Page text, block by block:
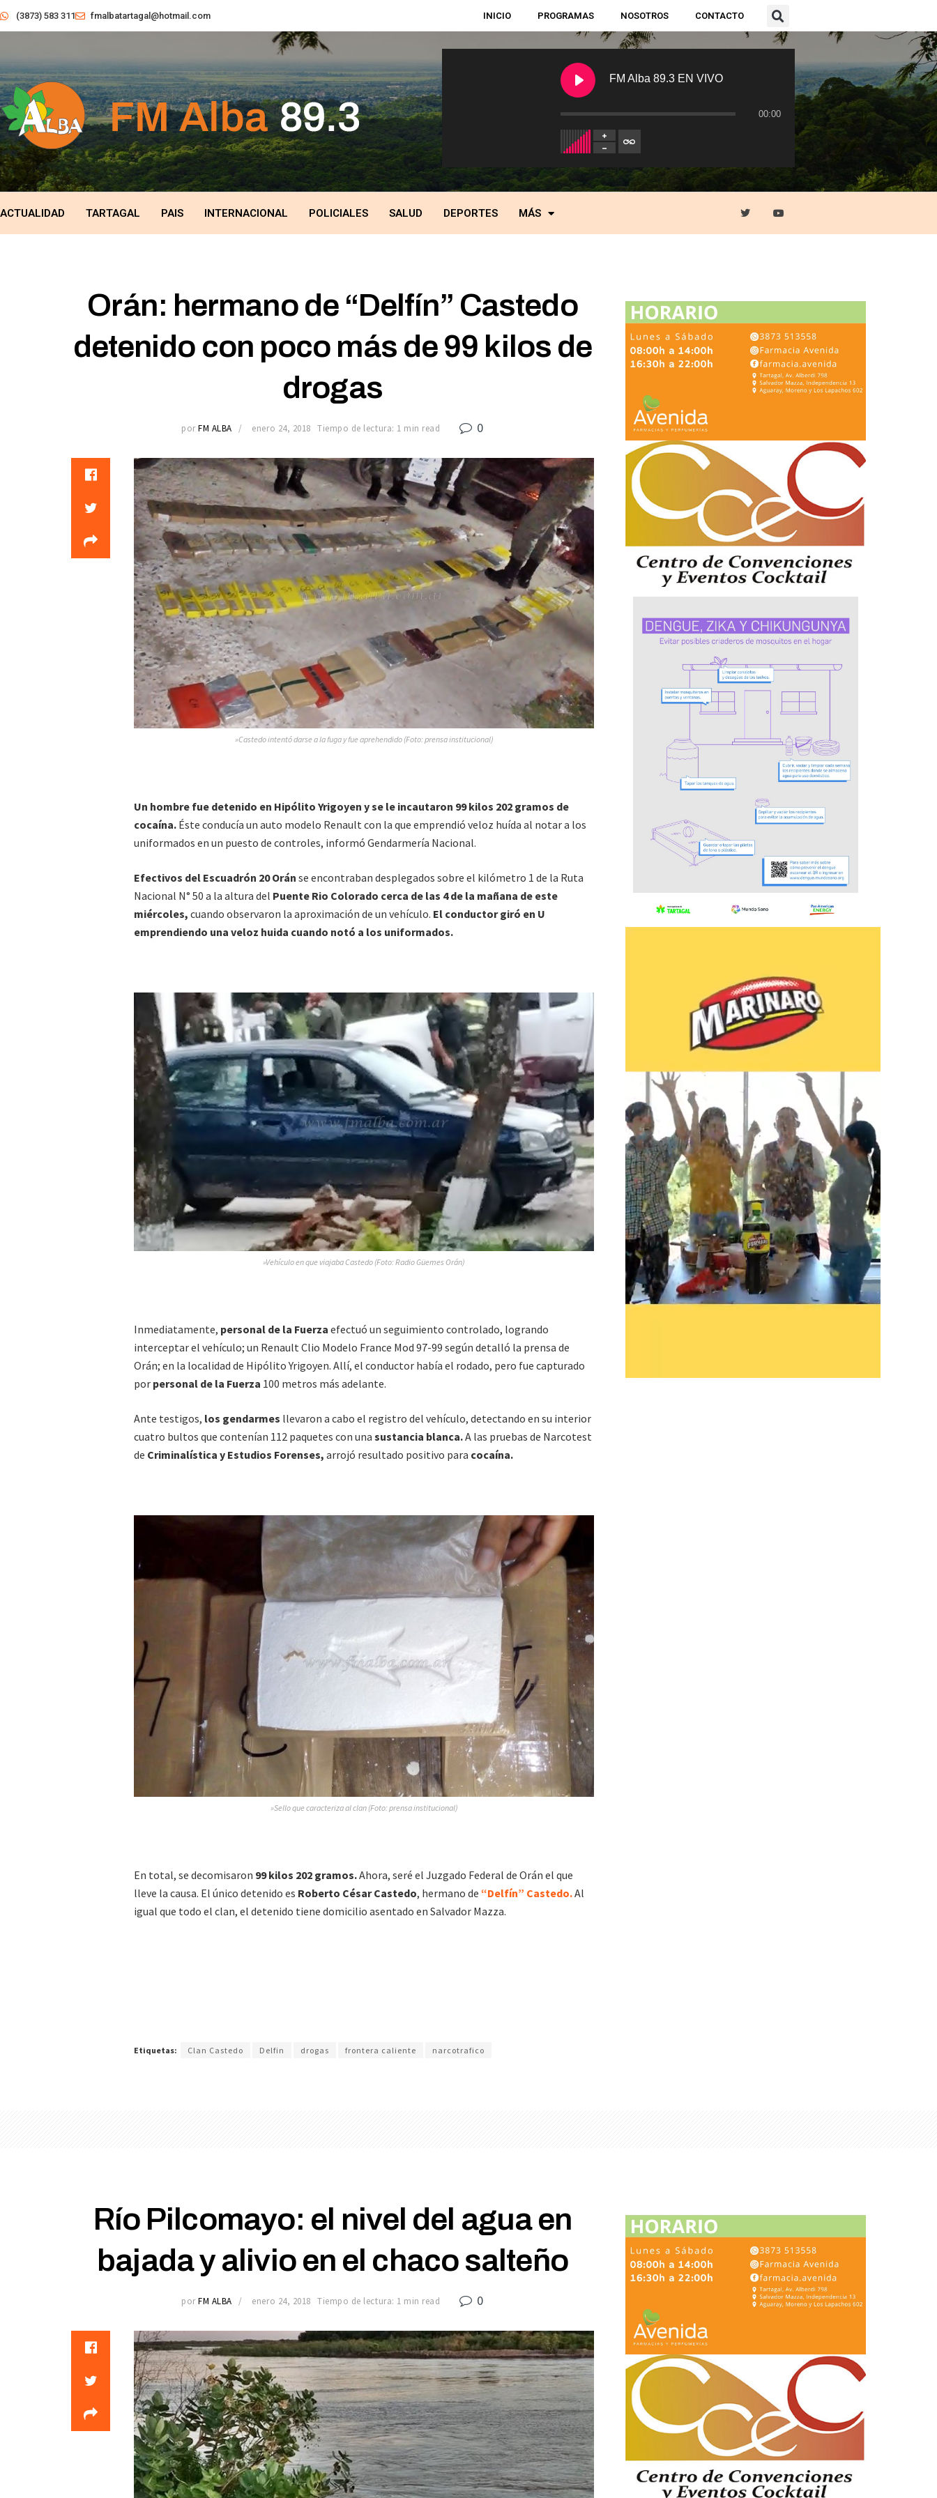
(3873) 583 311 fmalbatartagal@hotmail.com INICIO PROGRAMAS NOSOTROS CONTACTO
FM Alba 89.3 EN VIVO
00:00
ACTUALIDAD TARTAGAL PAIS INTERNACIONAL POLICIALES SALUD DEPORTES MÁS
Orán: hermano de “Delfín” Castedo
detenido con poco más de 99 kilos de
drogas
por FM ALBA enero 24, 2018 Tiempo de lectura: 1 min read 0
»Castedo intentó darse a la fuga y fue aprehendido (Foto: prensa institucional)
Un hombre fue detenido en Hipólito Yrigoyen y se le incautaron 99 kilos 202 gramos de
cocaína. Éste conducía un auto modelo Renault con la que emprendió veloz huída al notar a los
uniformados en un puesto de controles, informó Gendarmería Nacional.
Efectivos del Escuadrón 20 Orán se encontraban desplegados sobre el kilómetro 1 de la Ruta
Nacional N° 50 a la altura del Puente Rio Colorado cerca de las 4 de la mañana de este
miércoles, cuando observaron la aproximación de un vehículo. El conductor giró en U
emprendiendo una veloz huida cuando notó a los uniformados.
»Vehículo en que viajaba Castedo (Foto: Radio Güemes Orán)
Inmediatamente, personal de la Fuerza efectuó un seguimiento controlado, logrando
interceptar el vehículo; un Renault Clio Modelo France Mod 97-99 según detalló la prensa de
Orán; en la localidad de Hipólito Yrigoyen. Allí, el conductor había el rodado, pero fue capturado
por personal de la Fuerza 100 metros más adelante.
Ante testigos, los gendarmes llevaron a cabo el registro del vehículo, detectando en su interior
cuatro bultos que contenían 112 paquetes con una sustancia blanca.A las pruebas de Narcotest
de Criminalística y Estudios Forenses, arrojó resultado positivo para cocaína.
»Sello que caracteriza al clan (Foto: prensa institucional)
En total, se decomisaron 99 kilos 202 gramos.Ahora, seré el Juzgado Federal de Orán el que
lleve la causa. El único detenido es Roberto César Castedo, hermano de “Delfín” Castedo.Al
igual que todo el clan, el detenido tiene domicilio asentado en Salvador Mazza.
Etiquetas: Clan Castedo Delfin drogas frontera caliente narcotrafico
Río Pilcomayo: el nivel del agua en
bajada y alivio en el chaco salteño
por FM ALBA enero 24, 2018 Tiempo de lectura: 1 min read 0